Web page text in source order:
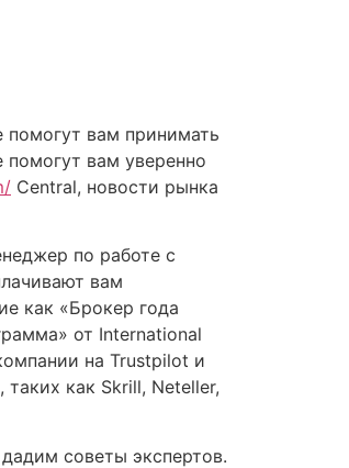
помогут вам принимать
вам уверенно
Central, новости рынка
по работе с
вам
как «Брокер года
от International
на Trustpilot и
как Skrill, Neteller,
советы экспертов.